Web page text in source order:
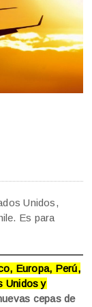
Unidos,
Es para
Europa, Perú,
Unidos y
cepas de